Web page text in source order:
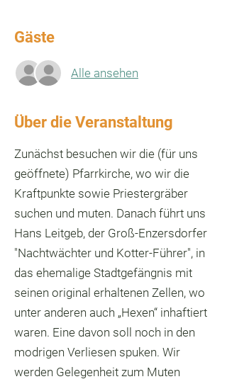
Gäste
Alle ansehen
Über die Veranstaltung
Zunächst besuchen wir die (für uns
geöffnete) Pfarrkirche, wo wir die
Kraftpunkte sowie Priestergräber
suchen und muten. Danach führt uns
Hans Leitgeb, der Groß-Enzersdorfer
"Nachtwächter und Kotter-Führer", in
das ehemalige Stadtgefängnis mit
seinen original erhaltenen Zellen, wo
unter anderen auch „Hexen“ inhaftiert
waren. Eine davon soll noch in den
modrigen Verliesen spuken. Wir
werden Gelegenheit zum Muten